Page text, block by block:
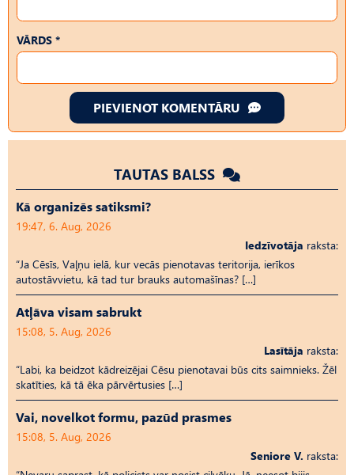
VĀRDS *
PIEVIENOT KOMENTĀRU
TAUTAS BALSS
Kā organizēs satiksmi?
19:47, 6. Aug, 2026
Iedzīvotāja raksta:
“Ja Cēsīs, Vaļņu ielā, kur vecās pienotavas teritorija, ierīkos
autostāvvietu, kā tad tur brauks automašīnas? […]
Atļāva visam sabrukt
15:08, 5. Aug, 2026
Lasītāja raksta:
“Labi, ka beidzot kādreizējai Cēsu pienotavai būs cits saimnieks. Žēl
skatīties, kā tā ēka pārvērtusies […]
Vai, novelkot formu, pazūd prasmes
15:08, 5. Aug, 2026
Seniore V. raksta: